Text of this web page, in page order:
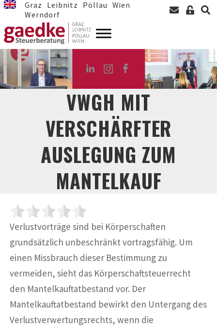
Graz Leibnitz Pöllau Wien
Werndorf
VWGH MIT
VERSCHÄRFTER
AUSLEGUNG ZUM
MANTELKAUF
Verlustvorträge sind bei Körperschaften
grundsätzlich unbeschränkt vortragsfähig. Um
einen Missbrauch dieser Bestimmung zu
vermeiden, sieht das Körperschaftsteuerrecht
den Mantelkauftatbestand vor. Der
Mantelkauftatbestand bewirkt den Untergang des
Verlustverwertungsrechts, wenn die